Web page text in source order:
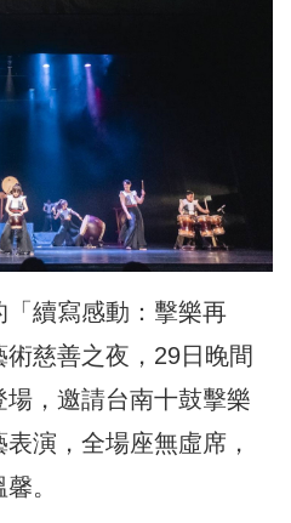
續寫感動：擊樂再
慈善之夜，29日晚間
，邀請台南十鼓擊樂
演，全場座無虛席，
。